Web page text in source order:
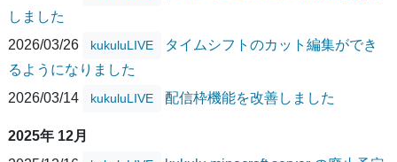
しました
2026/03/26
kukuluLIVE
タイムシフトのカット編集ができ
るようになりました
2026/03/14
kukuluLIVE 配信枠機能を改善しました
2025年 12月